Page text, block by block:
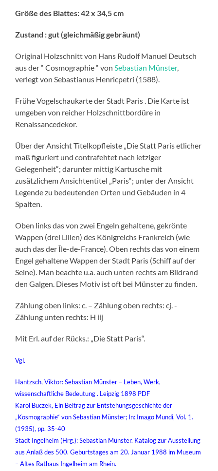
Größe des Blattes:42 x 34,5 cm
Zustand :gut(gleichmäßig gebräunt)
Original Holzschnitt von Hans Rudolf Manuel Deutsch
aus der “ Cosmographie “ vonSebastian Münster,
verlegt von Sebastianus Henricpetri (1588).
Frühe Vogelschaukarte der Stadt Paris . Die Karte ist
umgeben von reicher Holzschnittbordüre in
Renaissancedekor.
Über der Ansicht Titelkopfleiste „Die Statt Paris etlicher
maß figuriert und contrafehtet nach ietziger
Gelegenheit“; darunter mittig Kartusche mit
zusätzlichem Ansichtentitel „Paris“; unter der Ansicht
Legende zu bedeutenden Orten und Gebäuden in 4
Spalten.
Oben links das von zwei Engeln gehaltene, gekrönte
Wappen (drei Lilien) des Königreichs Frankreich (wie
auch das der Île-de-France). Oben rechts das von einem
Engel gehaltene Wappen der Stadt Paris (Schiff auf der
Seine). Man beachte u.a. auch unten rechts am Bildrand
den Galgen. Dieses Motiv ist oft bei Münster zu finden.
Zählung oben links: c. – Zählung oben rechts: cj. -
Zählung unten rechts: H iij
Mit Erl. auf der Rücks.: „Die Statt Paris“.
Vgl.
Hantzsch, Viktor: Sebastian Münster – Leben, Werk,
wissenschaftliche Bedeutung . Leipzig 1898 PDF
Karol Buczek, Ein Beitrag zur Entstehungsgeschichte der
„Kosmographie“ von Sebastian Münster; In: Imago Mundi, Vol. 1.
(1935), pp. 35-40
Stadt Ingelheim (Hrg.): Sebastian Münster. Katalog zur Ausstellung
aus Anlaß des 500. Geburtstages am 20. Januar 1988 im Museum
– Altes Rathaus Ingelheim am Rhein.